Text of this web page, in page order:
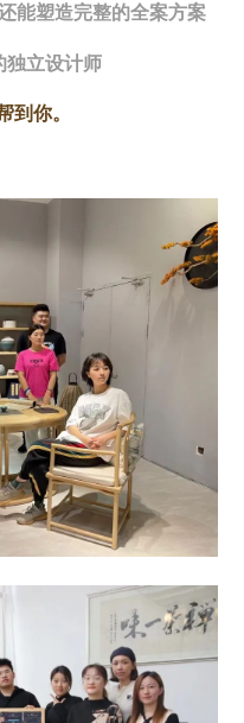
能塑造完整的全案方案
独立设计师
到你。